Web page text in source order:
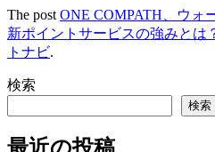
The post ONE COMPATH、ウォ
新ポイントサービスの強みとは
トナビ.
検索
検索